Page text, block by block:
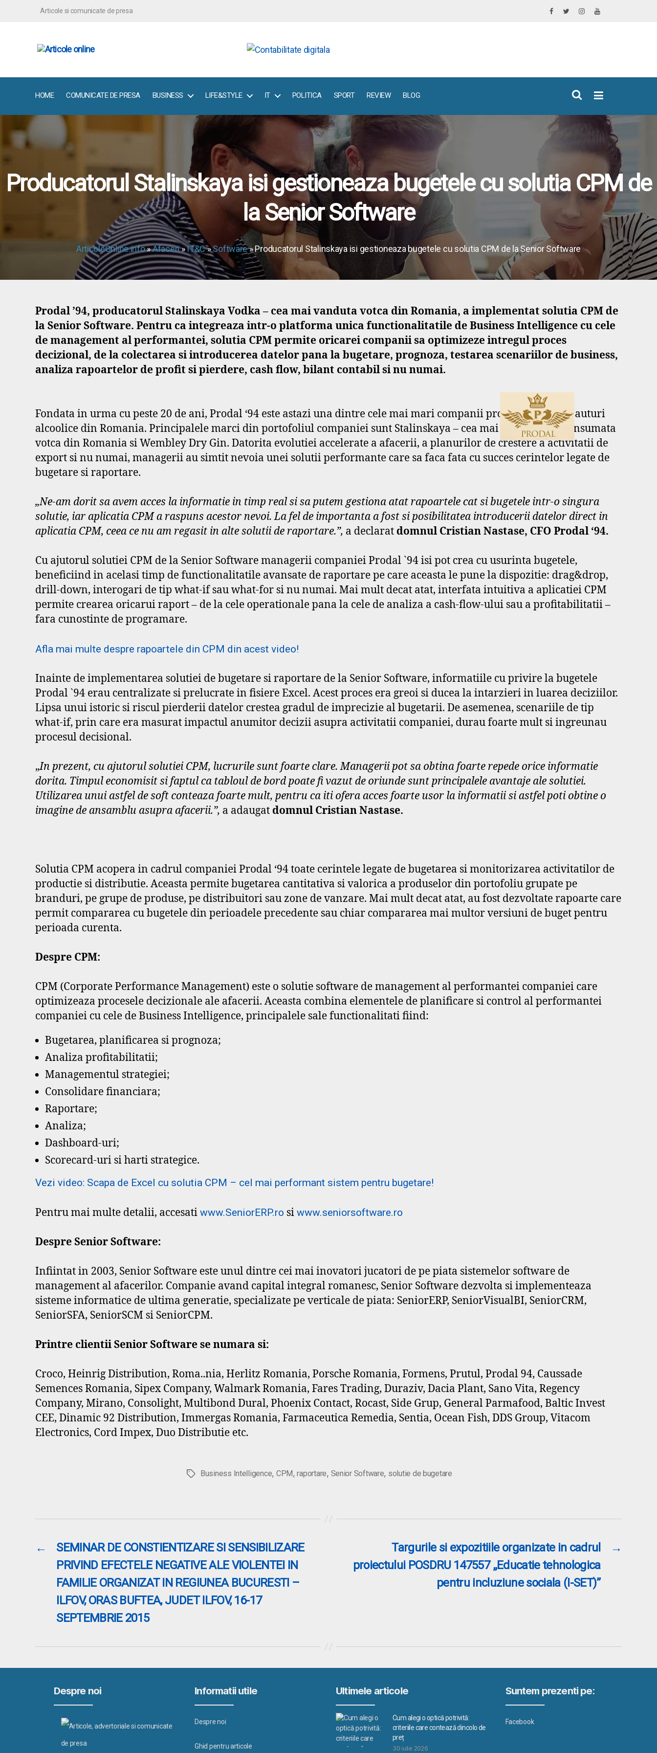
Articole si comunicate de presa
HOME COMUNICATE DE PRESA BUSINESS LIFE&STYLE IT POLITICA SPORT REVIEW BLOG
Producatorul Stalinskaya isi gestioneaza bugetele cu solutia CPM de
la Senior Software
ArticoleOnline.info»Afaceri»IT&C»Software» Producatorul Stalinskaya isi gestioneaza bugetele cu solutia CPM de la Senior Software
Prodal ’94, producatorul Stalinskaya Vodka – cea mai vanduta votca din Romania, a implementat solutia CPM de
la Senior Software. Pentru ca integreaza intr-o platforma unica functionalitatile de Business Intelligence cu cele
de management al performantei, solutia CPM permite oricarei companii sa optimizeze intregul proces
decizional, de la colectarea si introducerea datelor pana la bugetare, prognoza, testarea scenariilor de business,
analiza rapoartelor de profit si pierdere, cash flow, bilant contabil si nu numai.
Fondata in urma cu peste 20 de ani, Prodal ‘94 este astazi una dintre cele mai mari companii producatoare de bauturi
alcoolice din Romania. Principalele marci din portofoliul companiei sunt Stalinskaya – cea mai cunoscuta si consumata
votca din Romania si Wembley Dry Gin. Datorita evolutiei accelerate a afacerii, a planurilor de crestere a activitatii de
export si nu numai, managerii au simtit nevoia unei solutii performante care sa faca fata cu succes cerintelor legate de
bugetare si raportare.
„Ne-am dorit sa avem acces la informatie in timp real si sa putem gestiona atat rapoartele cat si bugetele intr-o singura
solutie, iar aplicatia CPM a raspuns acestor nevoi. La fel de importanta a fost si posibilitatea introducerii datelor direct in
aplicatia CPM, ceea ce nu am regasit in alte solutii de raportare.”, a declarat domnul Cristian Nastase, CFO Prodal ‘94.
Cu ajutorul solutiei CPM de la Senior Software managerii companiei Prodal `94 isi pot crea cu usurinta bugetele,
beneficiind in acelasi timp de functionalitatile avansate de raportare pe care aceasta le pune la dispozitie: drag&drop,
drill-down, interogari de tip what-if sau what-for si nu numai. Mai mult decat atat, interfata intuitiva a aplicatiei CPM
permite crearea oricarui raport – de la cele operationale pana la cele de analiza a cash-flow-ului sau a profitabilitatii –
fara cunostinte de programare.
Afla mai multe despre rapoartele din CPM din acest video!
Inainte de implementarea solutiei de bugetare si raportare de la Senior Software, informatiile cu privire la bugetele
Prodal `94 erau centralizate si prelucrate in fisiere Excel. Acest proces era greoi si ducea la intarzieri in luarea deciziilor.
Lipsa unui istoric si riscul pierderii datelor crestea gradul de imprecizie al bugetarii. De asemenea, scenariile de tip
what-if, prin care era masurat impactul anumitor decizii asupra activitatii companiei, durau foarte mult si ingreunau
procesul decisional.
„In prezent, cu ajutorul solutiei CPM, lucrurile sunt foarte clare. Manageriipotsa obtina foarte repede orice informatie
dorita. Timpul economisit si faptul ca tabloul de bord poate fi vazut de oriunde sunt principalele avantaje ale solutiei.
Utilizarea unui astfel de soft conteaza foarte mult, pentru ca iti ofera acces foarte usor la informatiisi astfelpoti obtine o
imagine de ansamblu asupra afacerii.”, a adaugat domnul Cristian Nastase.
Solutia CPM acopera in cadrul companiei Prodal ‘94 toate cerintele legate de bugetarea si monitorizarea activitatilor de
productie si distributie. Aceasta permite bugetarea cantitativa si valorica a produselor din portofoliu grupate pe
branduri, pe grupe de produse, pe distribuitori sau zone de vanzare. Mai mult decat atat, au fost dezvoltate rapoarte care
permit compararea cu bugetele din perioadele precedente sau chiar compararea mai multor versiuni de buget pentru
perioada curenta.
Despre CPM:
CPM (Corporate Performance Management) este o solutie software de management al performantei companiei care
optimizeaza procesele decizionale ale afacerii. Aceasta combina elementele de planificare si control al performantei
companiei cu cele de Business Intelligence, principalele sale functionalitati fiind:
Bugetarea, planificarea si prognoza;
Analiza profitabilitatii;
Managementul strategiei;
Consolidare financiara;
Raportare;
Analiza;
Dashboard-uri;
Scorecard-uri si harti strategice.
Vezi video: Scapa de Excel cu solutia CPM – cel mai performant sistem pentru bugetare!
Pentru mai multe detalii, accesati www.SeniorERP.ro si www.seniorsoftware.ro
Despre Senior Software:
Infiintat in 2003, Senior Software este unul dintre cei mai inovatori jucatori de pe piata sistemelor software de
management al afacerilor. Companie avand capital integral romanesc, Senior Software dezvolta si implementeaza
sisteme informatice de ultima generatie, specializate pe verticale de piata: SeniorERP, SeniorVisualBI, SeniorCRM,
SeniorSFA, SeniorSCM si SeniorCPM.
Printre clientii Senior Software se numara si:
Croco, Heinrig Distribution, Roma..nia, Herlitz Romania, Porsche Romania, Formens, Prutul, Prodal 94, Caussade
Semences Romania, Sipex Company, Walmark Romania, Fares Trading, Duraziv, Dacia Plant, Sano Vita, Regency
Company, Mirano, Consolight, Multibond Dural, Phoenix Contact, Rocast, Side Grup, General Parmafood, Baltic Invest
CEE, Dinamic 92 Distribution, Immergas Romania, Farmaceutica Remedia, Sentia, Ocean Fish, DDS Group, Vitacom
Electronics, Cord Impex, Duo Distributie etc.
EticheteBusiness Intelligence, CPM,raportare, Senior Software, solutie de bugetare
←
SEMINAR DE CONSTIENTIZARE SI SENSIBILIZARE
PRIVIND EFECTELE NEGATIVE ALE VIOLENTEI IN
FAMILIE ORGANIZAT IN REGIUNEA BUCURESTI –
ILFOV, ORAS BUFTEA, JUDET ILFOV, 16-17
SEPTEMBRIE 2015
→
Targurile si expozitiile organizate in cadrul
proiectului POSDRU 147557 „Educatie tehnologica
pentru incluziune sociala (I-SET)”
Despre noi Informatii utile
Despre noi
Ghid pentru articole
Ultimele articole
Cum alegi o optică potrivită:
criteriile care contează dincolo de
preț
30 iulie 2026
Suntem prezenti pe:
Facebook